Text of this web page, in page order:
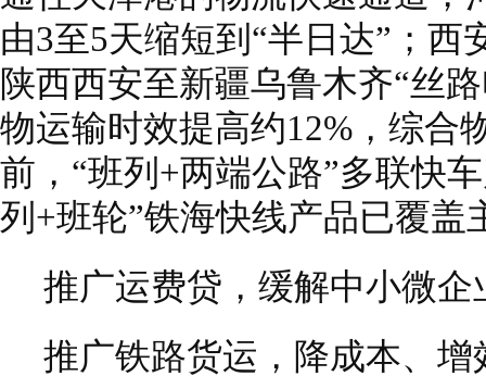
由3至5天缩短到“半日达”；
陕西西安至新疆乌鲁木齐“丝
物运输时效提高约12%，综
前，“班列+两端公路”多联快
列+班轮”铁海快线产品已覆盖
推广运费贷，缓解中小微
推广铁路货运，降成本、